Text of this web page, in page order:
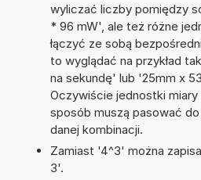
wyliczać liczby pomiędzy
* 96 mW', ale też różne
łączyć ze sobą
to wyglądać na przykład
na sekundę' lub '25mm x
Oczywiście jednostki miary
sposób muszą pasować
danej kombinacji.
Zamiast '4^3' można
3'.